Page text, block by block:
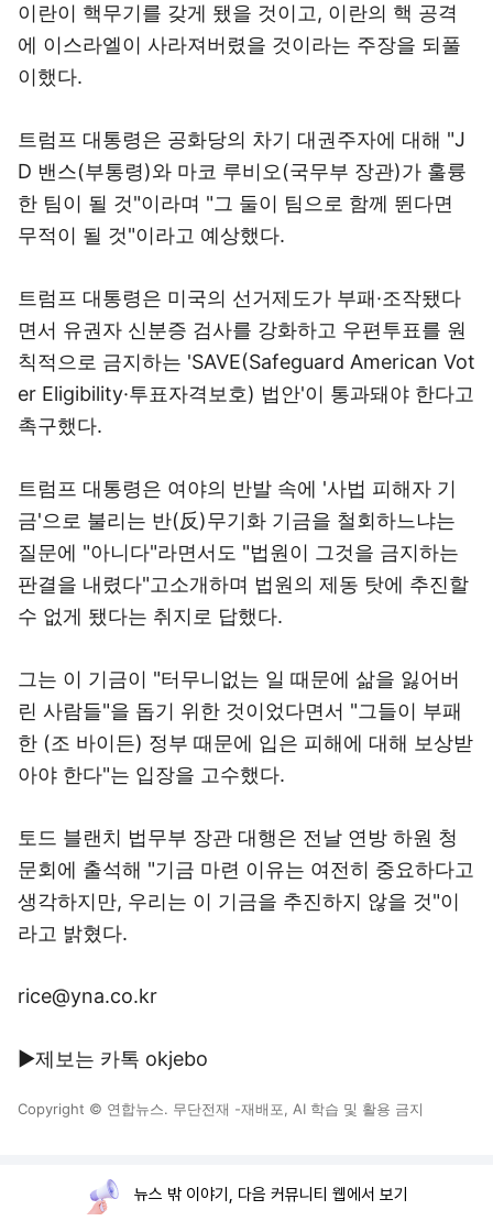
이란이 핵무기를 갖게 됐을 것이고, 이란의 핵 공격
에 이스라엘이 사라져버렸을 것이라는 주장을 되풀
이했다.
트럼프 대통령은 공화당의 차기 대권주자에 대해 "J
D 밴스(부통령)와 마코 루비오(국무부 장관)가 훌륭
한 팀이 될 것"이라며 "그 둘이 팀으로 함께 뛴다면
무적이 될 것"이라고 예상했다.
트럼프 대통령은 미국의 선거제도가 부패·조작됐다
면서 유권자 신분증 검사를 강화하고 우편투표를 원
칙적으로 금지하는 'SAVE(Safeguard American Vot
er Eligibility·투표자격보호) 법안'이 통과돼야 한다고
촉구했다.
트럼프 대통령은 여야의 반발 속에 '사법 피해자 기
금'으로 불리는 반(反)무기화 기금을 철회하느냐는
질문에 "아니다"라면서도 "법원이 그것을 금지하는
판결을 내렸다"고소개하며 법원의 제동 탓에 추진할
수 없게 됐다는 취지로 답했다.
그는 이 기금이 "터무니없는 일 때문에 삶을 잃어버
린 사람들"을 돕기 위한 것이었다면서 "그들이 부패
한 (조 바이든) 정부 때문에 입은 피해에 대해 보상받
아야 한다"는 입장을 고수했다.
토드 블랜치 법무부 장관 대행은 전날 연방 하원 청
문회에 출석해 "기금 마련 이유는 여전히 중요하다고
생각하지만, 우리는 이 기금을 추진하지 않을 것"이
라고 밝혔다.
rice@yna.co.kr
▶제보는 카톡 okjebo
Copyright © 연합뉴스. 무단전재 -재배포, AI 학습 및 활용 금지
뉴스 밖 이야기, 다음 커뮤니티 웹에서 보기